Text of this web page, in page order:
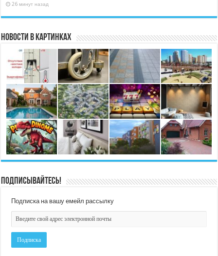
26 минут назад
Новости в картинках
Подписывайтесь!
Подписка на вашу емейл рассылку